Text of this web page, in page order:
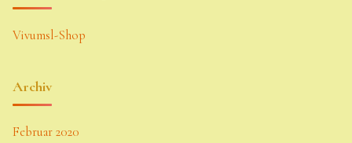
Vivumsl-Shop
Archiv
Februar 2020